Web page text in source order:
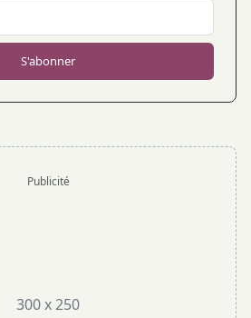
S'abonner
Publicité
300 x 250